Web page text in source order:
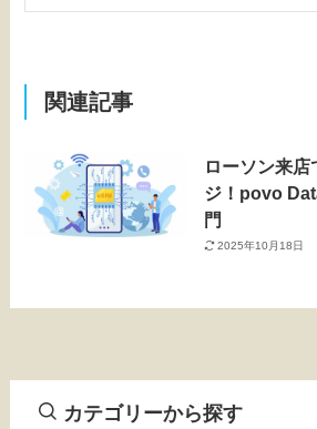
関連記事
ローソン来
ジ！povo
門
2025年10月18日
カテゴリーから探す